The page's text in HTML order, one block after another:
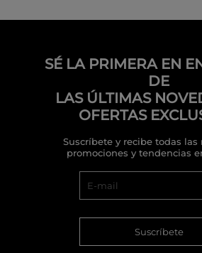
SÉ LA PRIMERA EN
DE
LAS ÚLTIMAS
OFERTAS
Suscríbete y recibe todas las
promociones y tendencias
Suscríbete